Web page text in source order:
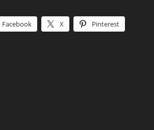
Facebook X Pinterest